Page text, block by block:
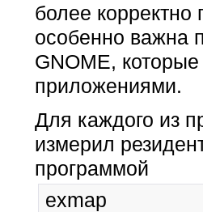
более
особенно важна
GNOME,
приложениями.
Для каждого из
измерил
программой
exmap